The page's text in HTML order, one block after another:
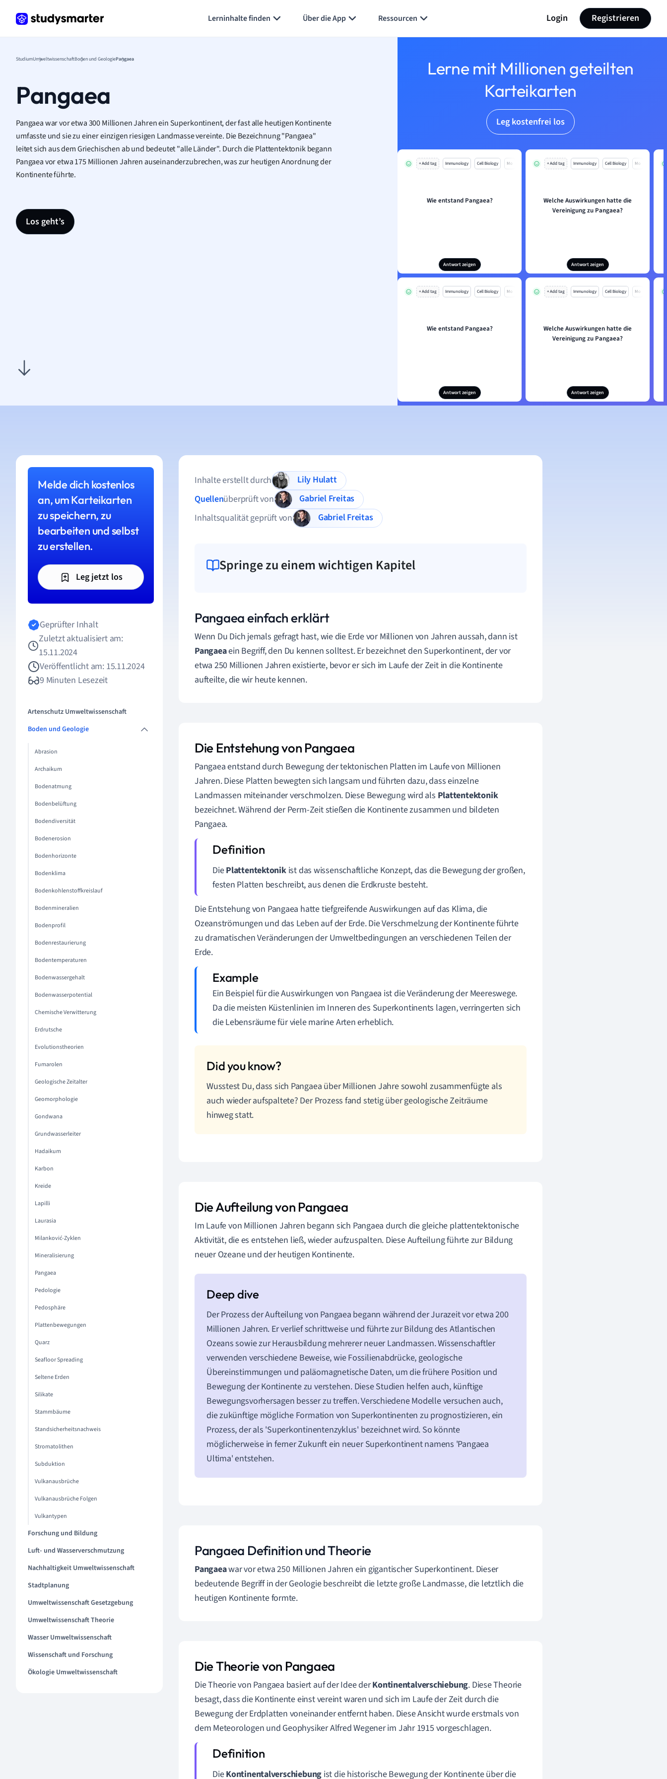
Lerninhalte finden Über die App Ressourcen Login Registrieren
StudiumUmweltwissenschaftBoden und GeologiePangaea
Pangaea
Pangaea war vor etwa 300 Millionen Jahren ein Superkontinent, der fast alle heutigen Kontinente
umfasste und sie zu einer einzigen riesigen Landmasse vereinte. Die Bezeichnung "Pangaea"
leitet sich aus dem Griechischen ab und bedeutet "alle Länder". Durch die Plattentektonik begann
Pangaea vor etwa 175 Millionen Jahren auseinanderzubrechen, was zur heutigen Anordnung der
Kontinente führte.
Los geht’s
Lerne mit Millionen geteilten
Karteikarten
Leg kostenfrei los
+ Add tag Immunology Cell Biology Mo
Wie entstand Pangaea?
Antwort zeigen
+ Add tag Immunology Cell Biology Mo
Welche Auswirkungen hatte die
Vereinigung zu Pangaea?
Antwort zeigen
+ Add tag Immunology Cell Biology Mo
Wie entstand Pangaea?
Antwort zeigen
+ Add tag Immunology Cell Biology Mo
Welche Auswirkungen hatte die
Vereinigung zu Pangaea?
Antwort zeigen
Melde dich kostenlos
an, um Karteikarten
zu speichern, zu
bearbeiten und selbst
zu erstellen.
Leg jetzt los
Geprüfter Inhalt
Zuletzt aktualisiert am:
15.11.2024
Veröffentlicht am: 15.11.2024
9 Minuten Lesezeit
Artenschutz Umweltwissenschaft
Boden und Geologie
Abrasion
Archaikum
Bodenatmung
Bodenbelüftung
Bodendiversität
Bodenerosion
Bodenhorizonte
Bodenklima
Bodenkohlenstoffkreislauf
Bodenmineralien
Bodenprofil
Bodenrestaurierung
Bodentemperaturen
Bodenwassergehalt
Bodenwasserpotential
Chemische Verwitterung
Erdrutsche
Evolutionstheorien
Fumarolen
Geologische Zeitalter
Geomorphologie
Gondwana
Grundwasserleiter
Hadaikum
Karbon
Kreide
Lapilli
Laurasia
Milanković-Zyklen
Mineralisierung
Pangaea
Pedologie
Pedosphäre
Plattenbewegungen
Quarz
Seafloor Spreading
Seltene Erden
Silikate
Stammbäume
Standsicherheitsnachweis
Stromatolithen
Subduktion
Vulkanausbrüche
Vulkanausbrüche Folgen
Vulkantypen
Forschung und Bildung
Luft- und Wasserverschmutzung
Nachhaltigkeit Umweltwissenschaft
Stadtplanung
Umweltwissenschaft Gesetzgebung
Umweltwissenschaft Theorie
Wasser Umweltwissenschaft
Wissenschaft und Forschung
Ökologie Umweltwissenschaft
Inhalte erstellt durch
Lily Hulatt
Quellenüberprüft von
Gabriel Freitas
Inhaltsqualität geprüft von
Gabriel Freitas
Springe zu einem wichtigen Kapitel
Pangaea einfach erklärt
Wenn Du Dich jemals gefragt hast, wie die Erde vor Millionen von Jahren aussah, dann ist
Pangaeaein Begriff, den Du kennen solltest. Er bezeichnet den Superkontinent, der vor
etwa 250 Millionen Jahren existierte, bevor er sich im Laufe der Zeit in die Kontinente
aufteilte, die wir heute kennen.
Die Entstehung von Pangaea
Pangaea entstand durch Bewegung der tektonischen Platten im Laufe von Millionen
Jahren. Diese Platten bewegten sich langsam und führten dazu, dass einzelne
Landmassen miteinander verschmolzen. Diese Bewegung wird als Plattentektonik
bezeichnet. Während der Perm-Zeit stießen die Kontinente zusammen und bildeten
Pangaea.
DiePlattentektonikist das wissenschaftliche Konzept, das die Bewegung der großen,
festen Platten beschreibt, aus denen die Erdkruste besteht.
Die Entstehung von Pangaea hatte tiefgreifende Auswirkungen auf das Klima, die
Ozeanströmungen und das Leben auf der Erde. Die Verschmelzung der Kontinente führte
zu dramatischen Veränderungen der Umweltbedingungen an verschiedenen Teilen der
Erde.
Ein Beispiel für die Auswirkungen von Pangaea ist die Veränderung der Meereswege.
Da die meisten Küstenlinien im Inneren des Superkontinents lagen, verringerten sich
die Lebensräume für viele marine Arten erheblich.
Wusstest Du, dass sich Pangaea über Millionen Jahre sowohl zusammenfügte als
auch wieder aufspaltete? Der Prozess fand stetig über geologische Zeiträume
hinweg statt.
Die Aufteilung von Pangaea
Im Laufe von Millionen Jahren begann sich Pangaea durch die gleiche plattentektonische
Aktivität, die es entstehen ließ, wieder aufzuspalten. Diese Aufteilung führte zur Bildung
neuer Ozeane und der heutigen Kontinente.
Der Prozess der Aufteilung von Pangaea begann während der Jurazeit vor etwa 200
Millionen Jahren. Er verlief schrittweise und führte zur Bildung des Atlantischen
Ozeans sowie zur Herausbildung mehrerer neuer Landmassen. Wissenschaftler
verwenden verschiedene Beweise, wie Fossilienabdrücke, geologische
Übereinstimmungen und paläomagnetische Daten, um die frühere Position und
Bewegung der Kontinente zu verstehen. Diese Studien helfen auch, künftige
Bewegungsvorhersagen besser zu treffen. Verschiedene Modelle versuchen auch,
die zukünftige mögliche Formation von Superkontinenten zu prognostizieren, ein
Prozess, der als 'Superkontinentenzyklus' bezeichnet wird. So könnte
möglicherweise in ferner Zukunft ein neuer Superkontinent namens 'Pangaea
Ultima' entstehen.
Pangaea Definition und Theorie
Pangaeawar vor etwa 250 Millionen Jahren ein gigantischer Superkontinent. Dieser
bedeutende Begriff in der Geologie beschreibt die letzte große Landmasse, die letztlich die
heutigen Kontinente formte.
Die Theorie von Pangaea
Die Theorie von Pangaea basiert auf der Idee derKontinentalverschiebung. Diese Theorie
besagt, dass die Kontinente einst vereint waren und sich im Laufe der Zeit durch die
Bewegung der Erdplatten voneinander entfernt haben. Diese Ansicht wurde erstmals von
dem Meteorologen und Geophysiker Alfred Wegener im Jahr 1915 vorgeschlagen.
DieKontinentalverschiebung ist die historische Bewegung der Kontinente über die